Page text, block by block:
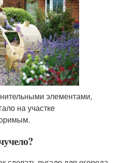
элементами,
на участке